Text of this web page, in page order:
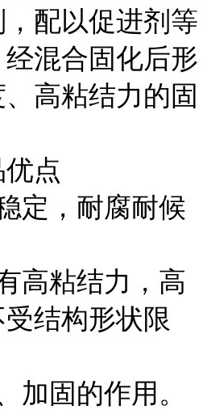
配以促进剂等
混合固化后形
高粘结力的固
点
定，耐腐耐候
高粘结力，高
结构形状限
加固的作用。